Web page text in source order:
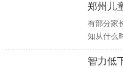
郑州儿
有部分家
知从什么
常会莫名
点头、
智力低